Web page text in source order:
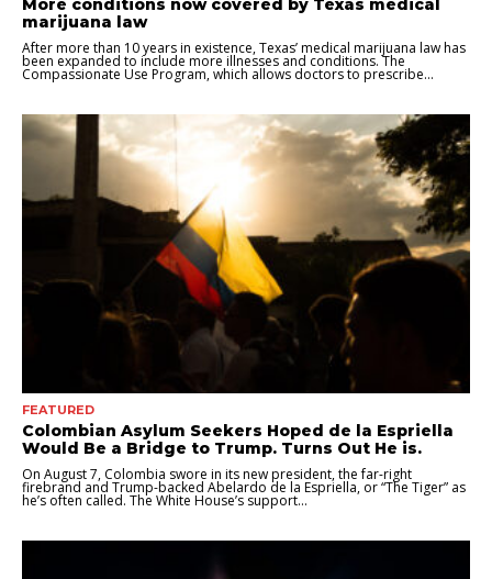
More conditions now covered by Texas medical
marijuana law
After more than 10 years in existence, Texas’ medical marijuana law has
been expanded to include more illnesses and conditions. The
Compassionate Use Program, which allows doctors to prescribe...
FEATURED
Colombian Asylum Seekers Hoped de la Espriella
Would Be a Bridge to Trump. Turns Out He is.
On August 7, Colombia swore in its new president, the far-right
firebrand and Trump-backed Abelardo de la Espriella, or “The Tiger” as
he’s often called. The White House’s support...